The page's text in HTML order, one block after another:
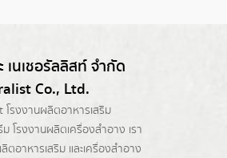
เนเชอรัลลิสท์ จำกัด
Co., Ltd.
โรงงานผลิตอาหารเสริม
มโรงงานผลิตเครื่องสำอาง เรา
ตอาหารเสริมและเครื่องสำอาง